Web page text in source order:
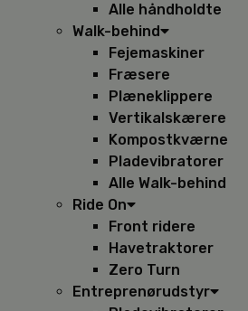
Alle håndholdte
Walk-behind
Fejemaskiner
Fræsere
Plæneklippere
Vertikalskærere
Kompostkværne
Pladevibratorer
Alle Walk-behind
Ride On
Front ridere
Havetraktorer
Zero Turn
Entreprenørudstyr